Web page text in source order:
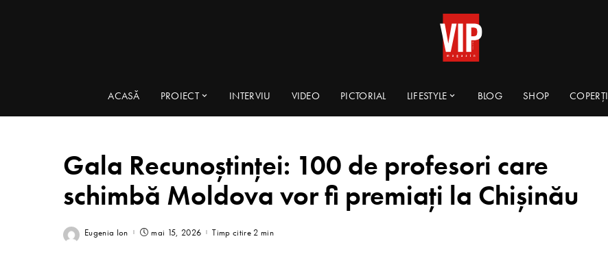
ACASĂ PROIECT INTERVIU VIDEO PICTORIAL LIFESTYLE BLOG SHOP COPERȚI
Gala Recunoștinței: 100 de profesori care
schimbă Moldova vor fi premiați la Chișinău
Eugenia Ion mai 15, 2026 Timp citire 2 min